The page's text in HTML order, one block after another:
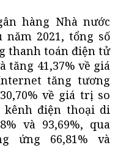
hàng Nhà nước
2021, tổng số
thanh toán điện tử
tăng 41,37% về giá
tăng tương
về giá trị so
kênh điện thoại di
và 93,69%, qua
ứng 66,81% và